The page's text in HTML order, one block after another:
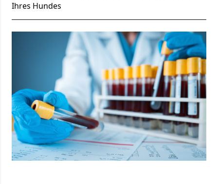
Ihres Hundes